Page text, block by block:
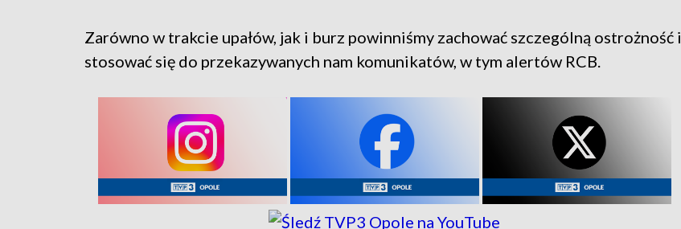
Zarówno w trakcie upałów, jak i burz powinniśmy zachować szczególną ostrożność i
stosować się do przekazywanych nam komunikatów, w tym alertów RCB.